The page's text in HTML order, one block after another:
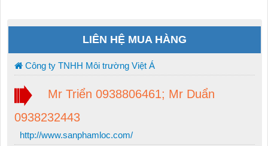
LIÊN HỆ MUA HÀNG
Công ty TNHH Môi trường Việt Á
Mr Triển 0938806461; Mr Duẩn
0938232443
http://www.sanphamloc.com/